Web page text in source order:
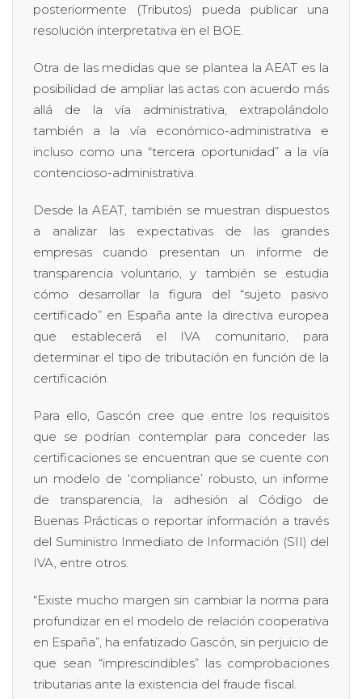
posteriormente (Tributos) pueda publicar una
resolución interpretativa en el BOE.
Otra de las medidas que se plantea la AEAT es la
posibilidad de ampliar las actas con acuerdo más
allá de la vía administrativa, extrapolándolo
también a la vía económico-administrativa e
incluso como una “tercera oportunidad” a la vía
contencioso-administrativa.
Desde la AEAT, también se muestran dispuestos
a analizar las expectativas de las grandes
empresas cuando presentan un informe de
transparencia voluntario, y también se estudia
cómo desarrollar la figura del “sujeto pasivo
certificado” en España ante la directiva europea
que establecerá el IVA comunitario, para
determinar el tipo de tributación en función de la
certificación.
Para ello, Gascón cree que entre los requisitos
que se podrían contemplar para conceder las
certificaciones se encuentran que se cuente con
un modelo de ‘compliance’ robusto, un informe
de transparencia, la adhesión al Código de
Buenas Prácticas o reportar información a través
del Suministro Inmediato de Información (SII) del
IVA, entre otros.
“Existe mucho margen sin cambiar la norma para
profundizar en el modelo de relación cooperativa
en España”, ha enfatizado Gascón, sin perjuicio de
que sean “imprescindibles” las comprobaciones
tributarias ante la existencia del fraude fiscal.